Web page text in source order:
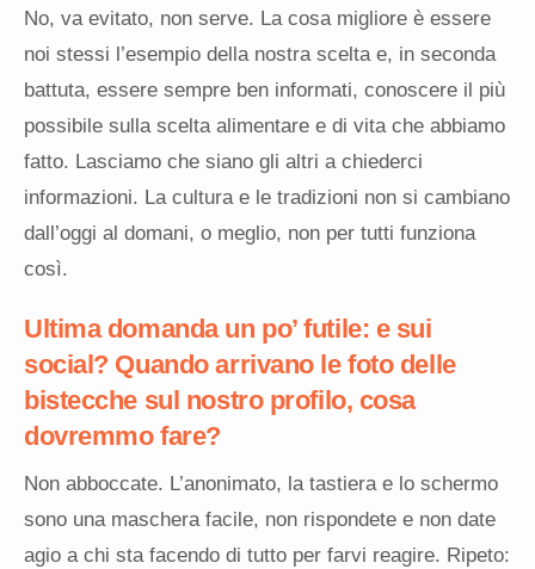
No, va evitato, non serve. La cosa migliore è essere
noi stessi l’esempio della nostra scelta e, in seconda
battuta, essere sempre ben informati, conoscere il più
possibile sulla scelta alimentare e di vita che abbiamo
fatto. Lasciamo che siano gli altri a chiederci
informazioni. La cultura e le tradizioni non si cambiano
dall’oggi al domani, o meglio, non per tutti funziona
così.
Ultima domanda un po’ futile: e sui
social? Quando arrivano le foto delle
bistecche sul nostro profilo, cosa
dovremmo fare?
Non abboccate. L’anonimato, la tastiera e lo schermo
sono una maschera facile, non rispondete e non date
agio a chi sta facendo di tutto per farvi reagire. Ripeto: